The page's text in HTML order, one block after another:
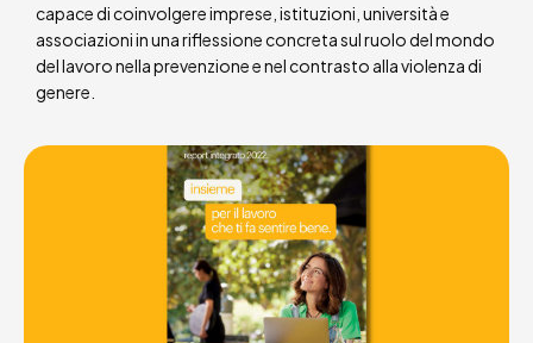
capace di coinvolgere imprese, istituzioni, università e
associazioni in una riflessione concreta sul ruolo del mondo
del lavoro nella prevenzione e nel contrasto alla violenza di
genere.